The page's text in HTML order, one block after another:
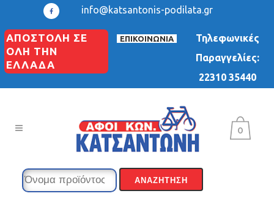
info@katsantonis-podilata.gr
ΑΠΟΣΤΟΛΗ ΣΕ
ΟΛΗ ΤΗΝ
ΕΛΛΑΔΑ
ΕΠΙΚΟΙΝΩΝΙΑ
Τηλεφωνικές
Παραγγελίες:
22310 35440
0